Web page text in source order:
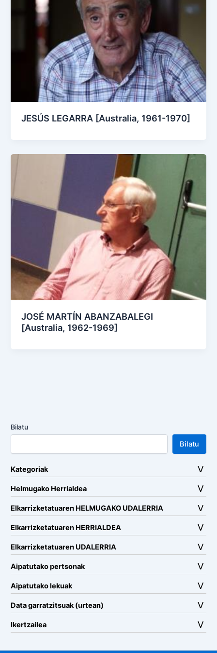
JESÚS LEGARRA [Australia, 1961-1970]
JOSÉ MARTÍN ABANZABALEGI
[Australia, 1962-1969]
Bilatu
Bilatu
Kategoriak
Helmugako Herrialdea
Elkarrizketatuaren HELMUGAKO UDALERRIA
Elkarrizketatuaren HERRIALDEA
Elkarrizketatuaren UDALERRIA
Aipatutako pertsonak
Aipatutako lekuak
Data garratzitsuak (urtean)
Ikertzailea